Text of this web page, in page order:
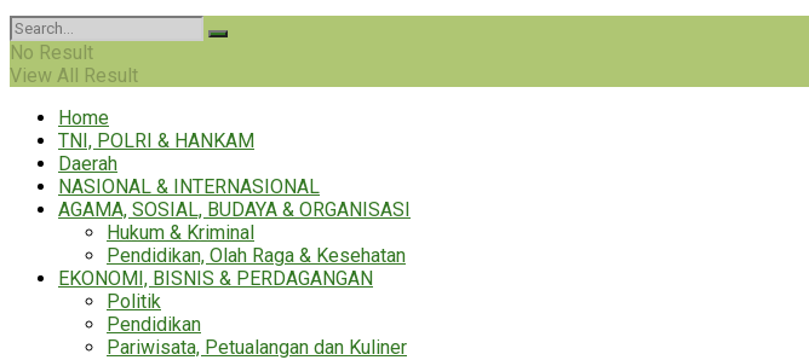
No Result
View All Result
Home
TNI, POLRI & HANKAM
Daerah
NASIONAL & INTERNASIONAL
AGAMA, SOSIAL, BUDAYA & ORGANISASI
Hukum & Kriminal
Pendidikan, Olah Raga & Kesehatan
EKONOMI, BISNIS & PERDAGANGAN
Politik
Pendidikan
Pariwisata, Petualangan dan Kuliner